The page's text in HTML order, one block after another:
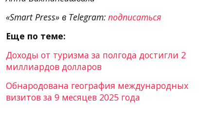
«Smart Press» в Telegram: подписаться
Еще по теме:
Доходы от туризма за полгода достигли 2
миллиардов долларов
Обнародована география международных
визитов за 9 месяцев 2025 года